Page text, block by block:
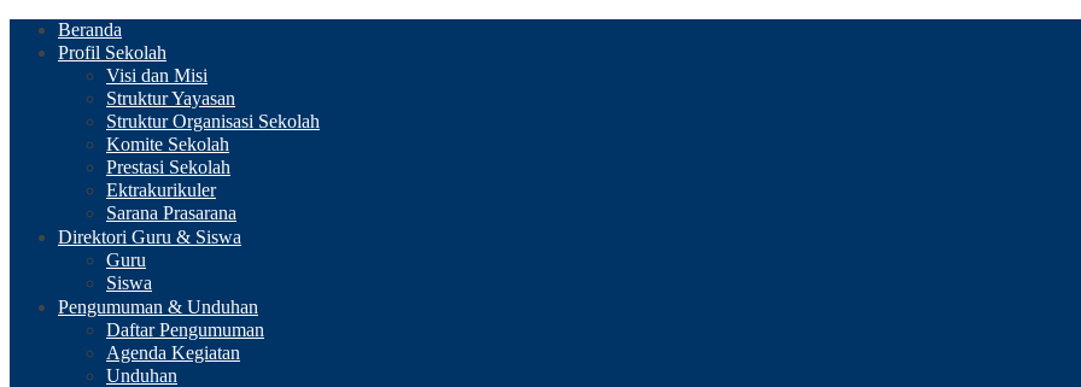
Beranda
Profil Sekolah
Visi dan Misi
Struktur Yayasan
Struktur Organisasi Sekolah
Komite Sekolah
Prestasi Sekolah
Ektrakurikuler
Sarana Prasarana
Direktori Guru & Siswa
Guru
Siswa
Pengumuman & Unduhan
Daftar Pengumuman
Agenda Kegiatan
Unduhan